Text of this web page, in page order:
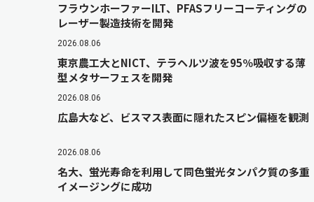
フラウンホーファーILT、PFASフリーコーティングの
レーザー製造技術を開発
2026.08.06
東京農工大とNICT、テラヘルツ波を95％吸収する薄
型メタサーフェスを開発
2026.08.06
広島大など、ビスマス表面に隠れたスピン偏極を観測
2026.08.06
名大、蛍光寿命を利用して同色蛍光タンパク質の多重
イメージングに成功